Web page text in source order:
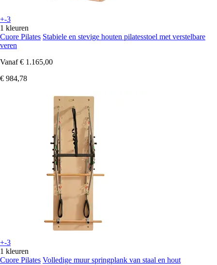
+-3
1 kleuren
Cuore Pilates Stabiele en stevige houten pilatesstoel met verstelbare
veren
Vanaf € 1.165,00
€ 984,78
+-3
1 kleuren
Cuore Pilates Volledige muur springplank van staal en hout